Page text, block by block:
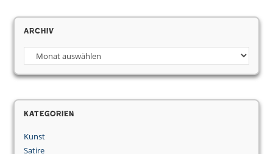
Archiv
Archiv
Kategorien
Kunst
Satire